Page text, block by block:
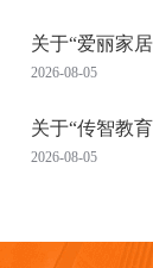
关于“爱丽家
2026-08-05
关于“传智教
2026-08-05
2026-08-04